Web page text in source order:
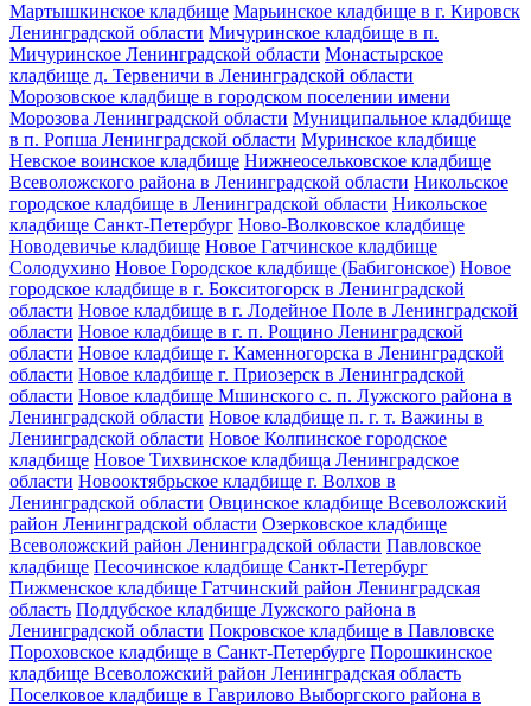
Мартышкинское кладбище Марьинское кладбище в г. Кировск
Ленинградской области Мичуринское кладбище в п.
Мичуринское Ленинградской области Монастырское
кладбище д. Тервеничи в Ленинградской области
Морозовское кладбище в городском поселении имени
Морозова Ленинградской области Муниципальное кладбище
в п. Ропша Ленинградской области Муринское кладбище
Невское воинское кладбище Нижнеосельковское кладбище
Всеволожского района в Ленинградской области Никольское
городское кладбище в Ленинградской области Никольское
кладбище Санкт-Петербург Ново-Волковское кладбище
Новодевичье кладбище Новое Гатчинское кладбище
Солодухино Новое Городское кладбище (Бабигонское) Новое
городское кладбище в г. Бокситогорск в Ленинградской
области Новое кладбище в г. Лодейное Поле в Ленинградской
области Новое кладбище в г. п. Рощино Ленинградской
области Новое кладбище г. Каменногорска в Ленинградской
области Новое кладбище г. Приозерск в Ленинградской
области Новое кладбище Мшинского с. п. Лужского района в
Ленинградской области Новое кладбище п. г. т. Важины в
Ленинградской области Новое Колпинское городское
кладбище Новое Тихвинское кладбища Ленинградское
области Новооктябрьское кладбище г. Волхов в
Ленинградской области Овцинское кладбище Всеволожский
район Ленинградской области Озерковское кладбище
Всеволожский район Ленинградской области Павловское
кладбище Песочинское кладбище Санкт-Петербург
Пижменское кладбище Гатчинский район Ленинградская
область Поддубское кладбище Лужского района в
Ленинградской области Покровское кладбище в Павловске
Пороховское кладбище в Санкт-Петербурге Порошкинское
кладбище Всеволожский район Ленинградская область
Поселковое кладбище в Гаврилово Выборгского района в